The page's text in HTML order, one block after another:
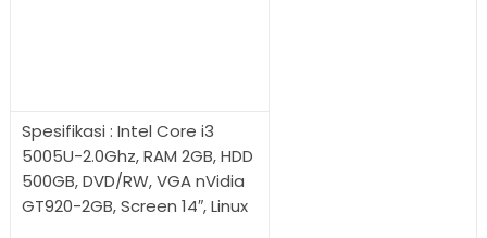
Spesifikasi : Intel Core i3
5005U-2.0Ghz, RAM 2GB, HDD
500GB, DVD/RW, VGA nVidia
GT920-2GB, Screen 14″, Linux